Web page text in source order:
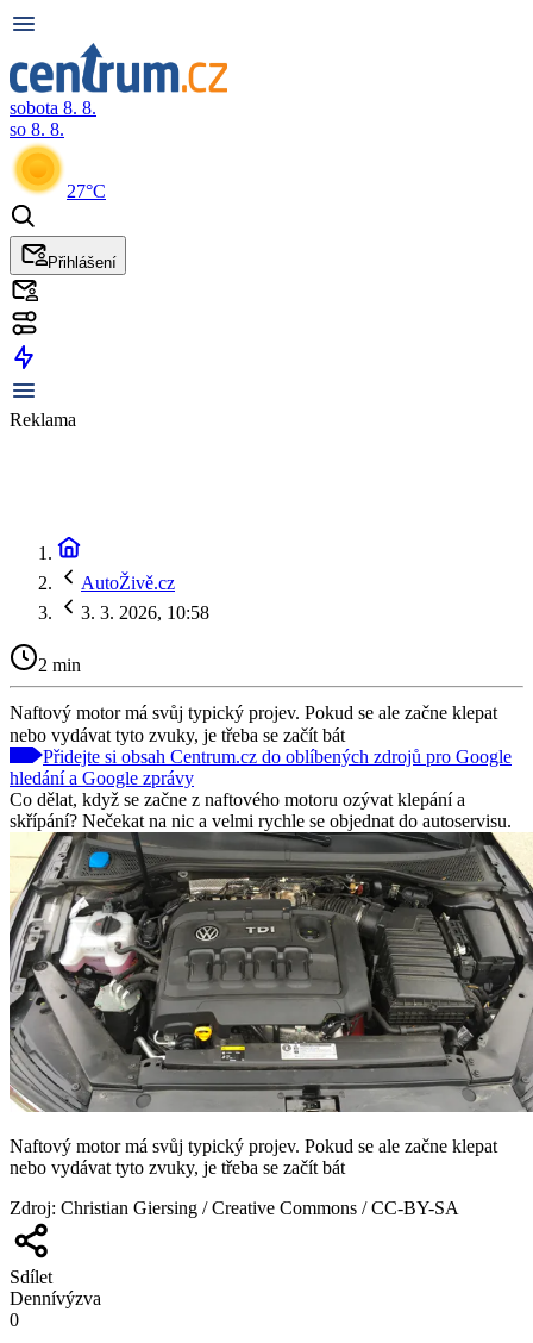
sobota 8. 8.
so 8. 8.
27°C
Přihlášení
Reklama
AutoŽivě.cz
3. 3. 2026, 10:58
2 min
Naftový motor má svůj typický projev. Pokud se ale začne klepat
nebo vydávat tyto zvuky, je třeba se začít bát
Přidejte si obsah Centrum.cz do oblíbených zdrojů pro Google
hledání a Google zprávy
Co dělat, když se začne z naftového motoru ozývat klepání a
skřípání? Nečekat na nic a velmi rychle se objednat do autoservisu.
Naftový motor má svůj typický projev. Pokud se ale začne klepat
nebo vydávat tyto zvuky, je třeba se začít bát
Zdroj: Christian Giersing / Creative Commons / CC-BY-SA
Sdílet
Dennívýzva
0